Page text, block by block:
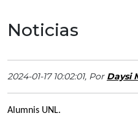
Noticias
2024-01-17 10:02:01, Por Daysi
Alumnis UNL.